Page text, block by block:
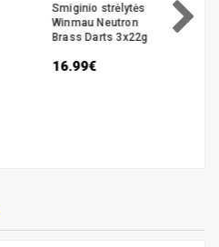
Smiginio strėlytės
Winmau Neutron
Brass Darts 3x22g
16.99€